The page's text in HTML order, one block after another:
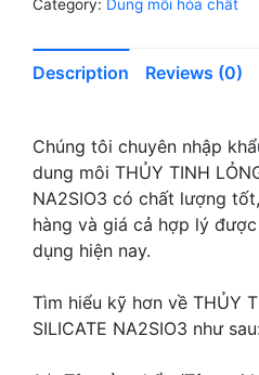
Category: Dung môi hóa chất
Description Reviews (0)
Chúng tôi chuyên nhập
dung môi THỦY TINH
NA2SIO3 có chất lượng
hàng và giá cả hợp lý
dụng hiện nay.
Tìm hiểu kỹ hơn về THỦY
SILICATE NA2SIO3 như